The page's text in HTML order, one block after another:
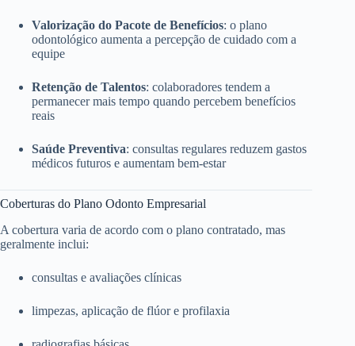
Valorização do Pacote de Benefícios: o plano
odontológico aumenta a percepção de cuidado com a
equipe
Retenção de Talentos: colaboradores tendem a
permanecer mais tempo quando percebem benefícios
reais
Saúde Preventiva: consultas regulares reduzem gastos
médicos futuros e aumentam bem-estar
Coberturas do Plano Odonto Empresarial
A cobertura varia de acordo com o plano contratado, mas
geralmente inclui:
consultas e avaliações clínicas
limpezas, aplicação de flúor e profilaxia